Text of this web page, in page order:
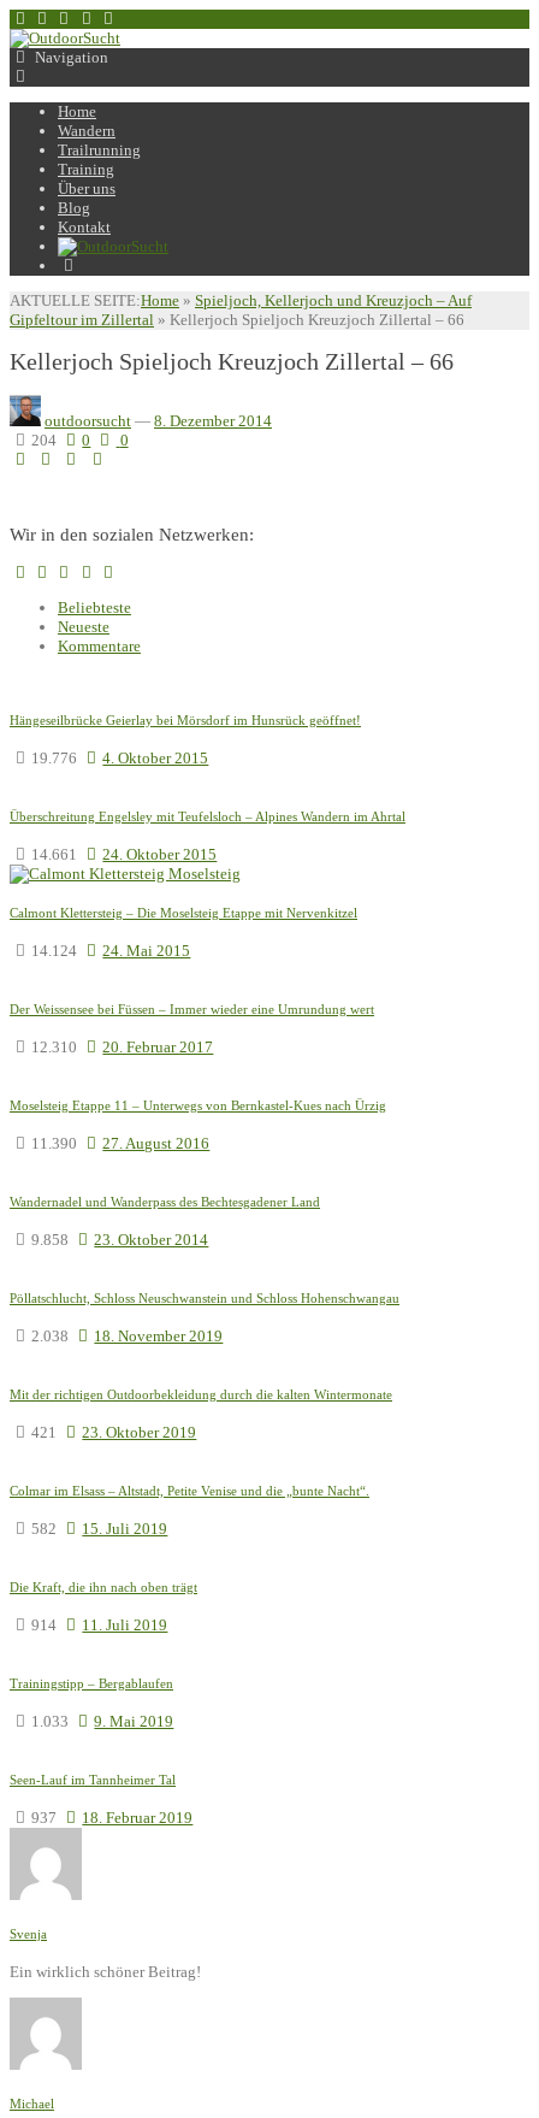
Navigation
Home
Wandern
Trailrunning
Training
Über uns
Blog
Kontakt
AKTUELLE SEITE:Home » Spieljoch, Kellerjoch und Kreuzjoch – Auf
Gipfeltour im Zillertal » Kellerjoch Spieljoch Kreuzjoch Zillertal – 66
Kellerjoch Spieljoch Kreuzjoch Zillertal – 66
outdoorsucht — 8. Dezember 2014
204
0 0
Wir in den sozialen Netzwerken:
Beliebteste
Neueste
Kommentare
Hängeseilbrücke Geierlay bei Mörsdorf im Hunsrück geöffnet!
19.776 4. Oktober 2015
Überschreitung Engelsley mit Teufelsloch – Alpines Wandern im Ahrtal
14.661 24. Oktober 2015
Calmont Klettersteig – Die Moselsteig Etappe mit Nervenkitzel
14.124 24. Mai 2015
Der Weissensee bei Füssen – Immer wieder eine Umrundung wert
12.310 20. Februar 2017
Moselsteig Etappe 11 – Unterwegs von Bernkastel-Kues nach Ürzig
11.390 27. August 2016
Wandernadel und Wanderpass des Bechtesgadener Land
9.858 23. Oktober 2014
Pöllatschlucht, Schloss Neuschwanstein und Schloss Hohenschwangau
2.038 18. November 2019
Mit der richtigen Outdoorbekleidung durch die kalten Wintermonate
421 23. Oktober 2019
Colmar im Elsass – Altstadt, Petite Venise und die „bunte Nacht“.
582 15. Juli 2019
Die Kraft, die ihn nach oben trägt
914 11. Juli 2019
Trainingstipp – Bergablaufen
1.033 9. Mai 2019
Seen-Lauf im Tannheimer Tal
937 18. Februar 2019
Svenja
Ein wirklich schöner Beitrag!
Michael